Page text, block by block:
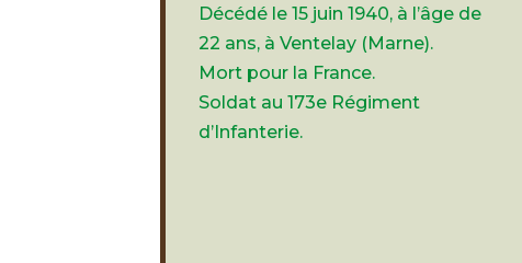
Décédé le 15 juin 1940, à l’âge de
22 ans, à Ventelay (Marne).
Mort pour la France.
Soldat au 173e Régiment
d’Infanterie.